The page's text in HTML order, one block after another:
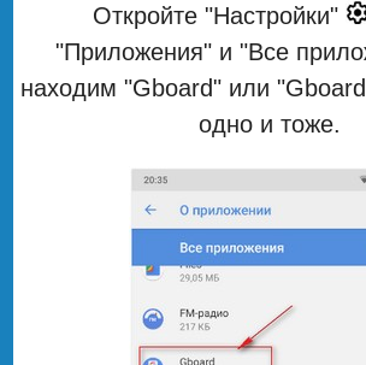
Откройте "Настройки"
"Приложения" и "Все
находим "Gboard" или
одно и тоже.